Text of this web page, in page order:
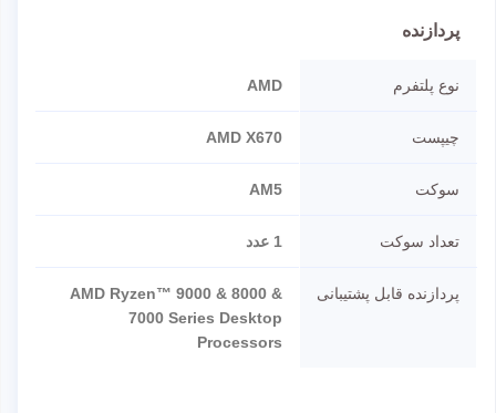
پردازنده
نوع پلتفرم AMD
چیپست AMD X670
سوکت AM5
تعداد سوکت 1 عدد
پردازنده قابل پشتیبانی
AMD Ryzen™ 9000 & 8000 &
7000 Series Desktop
Processors